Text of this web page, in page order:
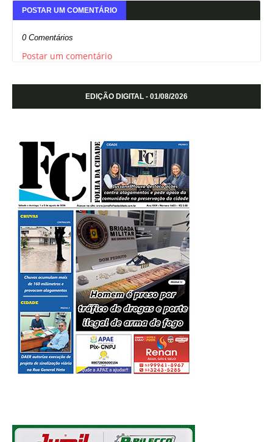
POSTAR UM COMENTÁRIO
0 Comentários
Postar um comentário
EDIÇÃO DIGITAL - 01/08/2026